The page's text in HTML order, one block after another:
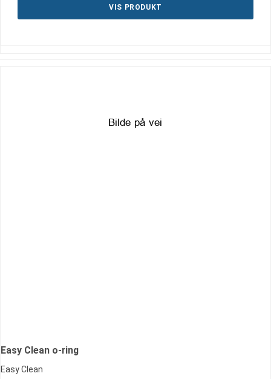
VIS PRODUKT
Easy Clean o-ring
Easy Clean